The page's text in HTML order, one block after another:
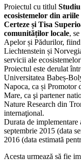
Proiectul cu titlul
ecosistemelor din
Certeze și Tisa
comunităților locale,
Apelor și Pădurilor,
Liechtenstein și
servicii ale
Proiectul este derulat
Universitatea Babeș-
Napoca, ca și Promotor
Mare, ca şi partener
Nature Research din
internaţional.
Durata de
septembrie 2015 (data
2016 (data estimată
Acesta urmează să fie